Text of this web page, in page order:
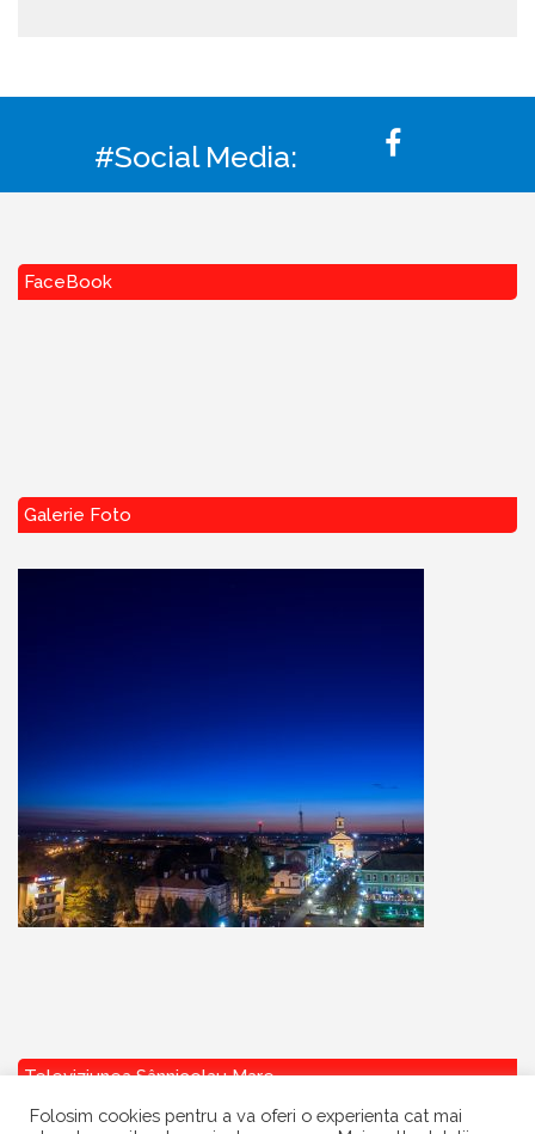
#Social Media:
FaceBook
Galerie Foto
Televiziunea Sânnicolau Mare
Folosim cookies pentru a va oferi o experienta cat mai